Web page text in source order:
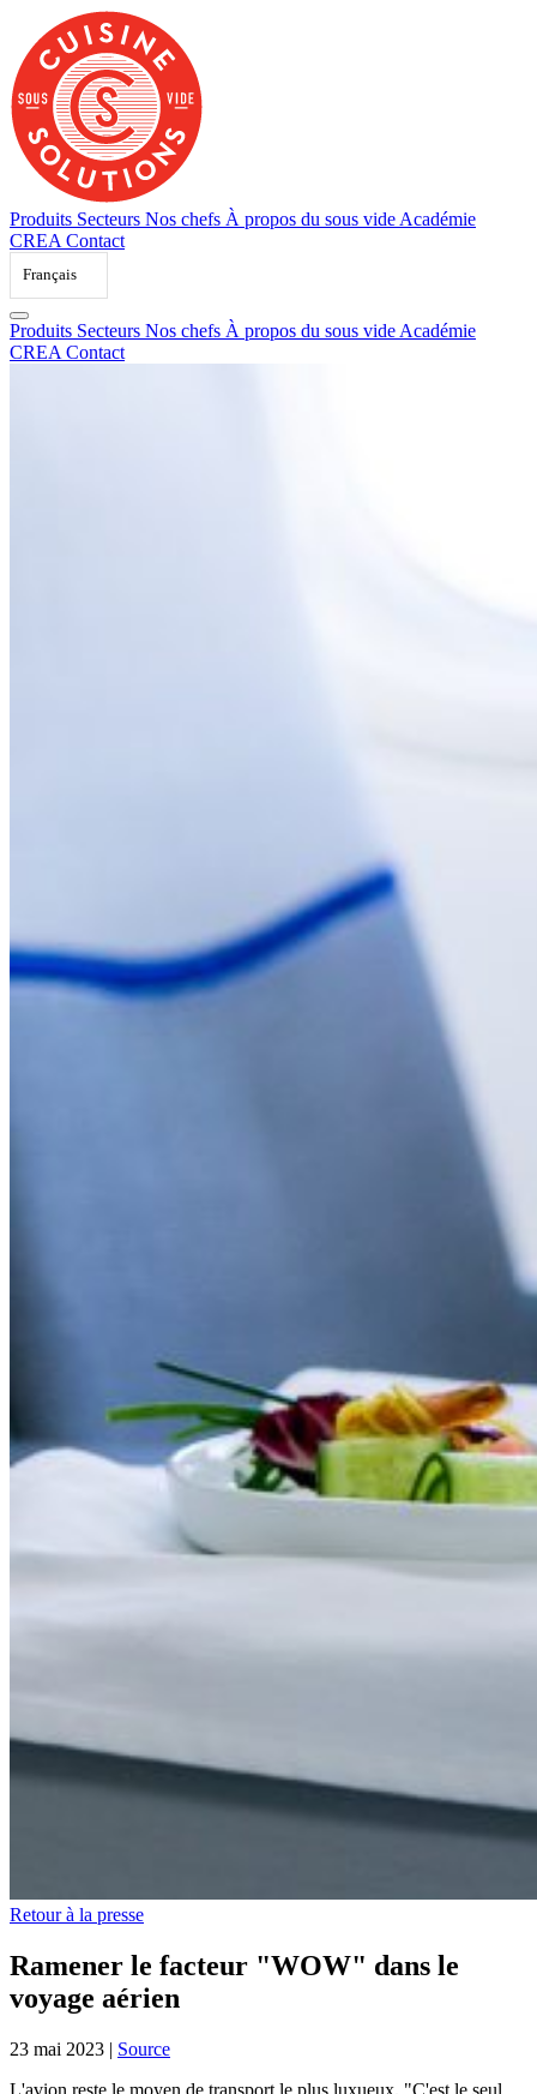
content
Produits Secteurs Nos chefs À propos du sous vide Académie
CREA Contact
Français
Produits Secteurs Nos chefs À propos du sous vide Académie
CREA Contact
Retour à la presse
Ramener le facteur "WOW" dans le
voyage aérien
23 mai 2023 | Source
L'avion reste le moyen de transport le plus luxueux. "C'est le seul